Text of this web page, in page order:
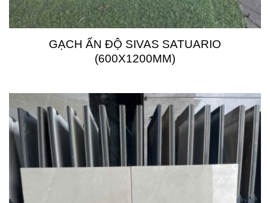
GẠCH ẤN ĐỘ SIVAS SATUARIO
(600X1200MM)